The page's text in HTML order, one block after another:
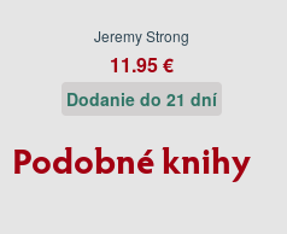
Jeremy Strong
11.95 €
Dodanie do 21 dní
Podobné knihy